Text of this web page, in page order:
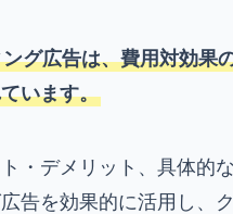
グ広告は、費用対効果
います。
・デメリット、具体的な
告を効果的に活用し、ク